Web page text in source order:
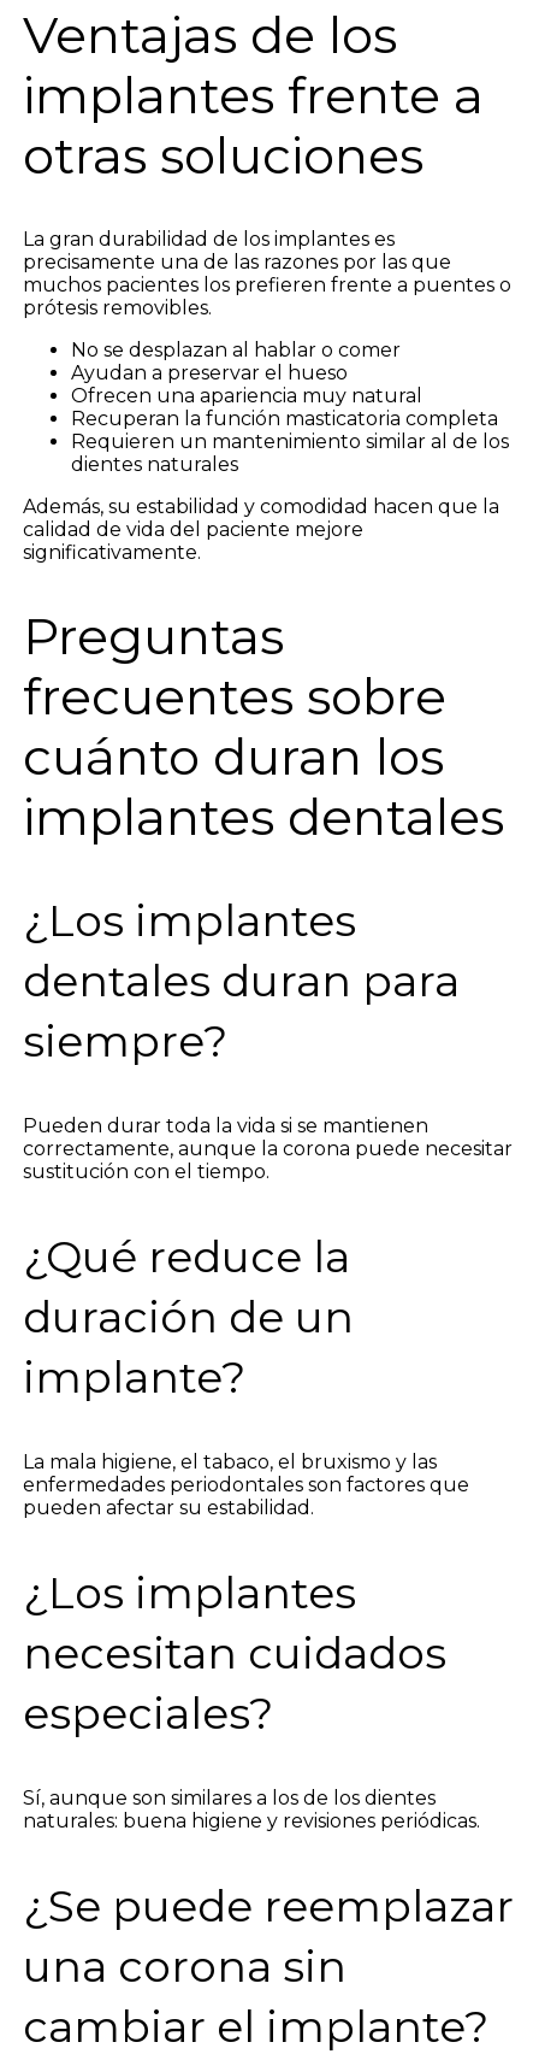
Ventajas de los
implantes frente a
otras soluciones
La gran durabilidad de los implantes es
precisamente una de las razones por las que
muchos pacientes los prefieren frente a puentes o
prótesis removibles.
No se desplazan al hablar o comer
Ayudan a preservar el hueso
Ofrecen una apariencia muy natural
Recuperan la función masticatoria completa
Requieren un mantenimiento similar al de los
dientes naturales
Además, su estabilidad y comodidad hacen que la
calidad de vida del paciente mejore
significativamente.
Preguntas
frecuentes sobre
cuánto duran los
implantes dentales
¿Los implantes
dentales duran para
siempre?
Pueden durar toda la vida si se mantienen
correctamente, aunque la corona puede necesitar
sustitución con el tiempo.
¿Qué reduce la
duración de un
implante?
La mala higiene, el tabaco, el bruxismo y las
enfermedades periodontales son factores que
pueden afectar su estabilidad.
¿Los implantes
necesitan cuidados
especiales?
Sí, aunque son similares a los de los dientes
naturales: buena higiene y revisiones periódicas.
¿Se puede reemplazar
una corona sin
cambiar el implante?